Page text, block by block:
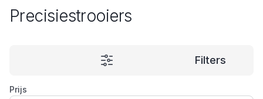
Precisiestrooiers
Filters
Prijs